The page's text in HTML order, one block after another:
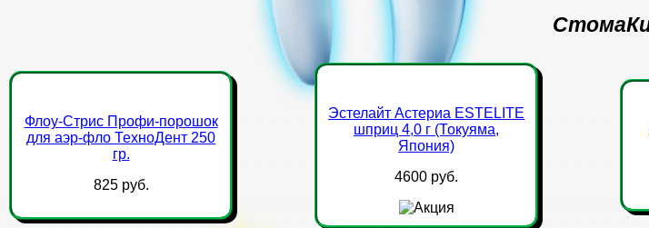
Флоу-Стрис Профи-порошок
для аэр-фло ТехноДент 250
гр.
825 руб.
Эстелайт Астериа ESTELITE
шприц 4,0 г (Токуяма,
Япония)
4600 руб.